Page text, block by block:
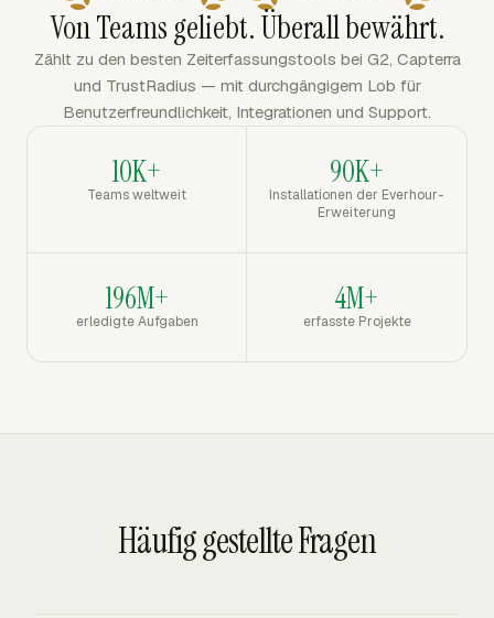
Von Teams geliebt. Überall bewährt.
Zählt zu den besten Zeiterfassungstools bei G2, Capterra
und TrustRadius — mit durchgängigem Lob für
Benutzerfreundlichkeit, Integrationen und Support.
10K+
Teams weltweit
90K+
Installationen der Everhour-
Erweiterung
196M+
erledigte Aufgaben
4M+
erfasste Projekte
Häufig gestellte Fragen